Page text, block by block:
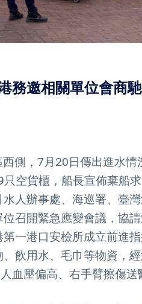
務邀相關單位會商
側，7月20日傳出進水情
空貨櫃，船長宣佈棄船求
人辦事處、海巡署、臺
召開緊急應變會議，協
一港口安檢所成立前進
飲用水、毛巾等物資，
血壓偏高、右手臂擦傷送